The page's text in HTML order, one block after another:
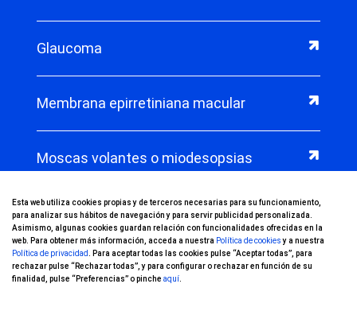
Glaucoma
Membrana epirretiniana macular
Moscas volantes o miodesopsias
Oclusión venosa
Oftalmología pediátrica
Esta web utiliza cookies propias y de terceros necesarias para su funcionamiento,
para analizar sus hábitos de navegación y para servir publicidad personalizada.
Asimismo, algunas cookies guardan relación con funcionalidades ofrecidas en la
web. Para obtener más información, acceda a nuestra Política de cookiesy a nuestra
Política de privacidad
. Para aceptar todas las cookies pulse “Aceptar todas”, para
rechazar pulse “Rechazar todas”, y para configurar o rechazar en función de su
finalidad, pulse “Preferencias” o pinche aquí